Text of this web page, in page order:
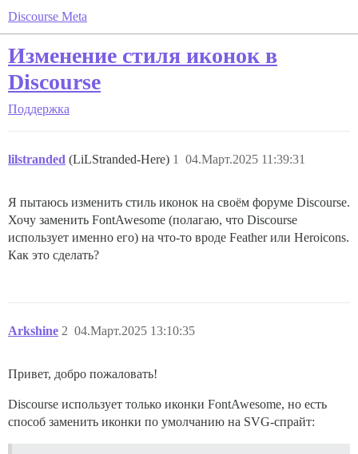
Discourse Meta
Изменение стиля иконок в
Discourse
Поддержка
lilstranded (LiLStranded-Here) 04.Март.2025 11:39:31
1
Я пытаюсь изменить стиль иконок на своём форуме Discourse.
Хочу заменить FontAwesome (полагаю, что Discourse
использует именно его) на что-то вроде Feather или Heroicons.
Как это сделать?
Arkshine 04.Март.2025 13:10:35
2
Привет, добро пожаловать!
Discourse использует только иконки FontAwesome, но есть
способ заменить иконки по умолчанию на SVG-спрайт: